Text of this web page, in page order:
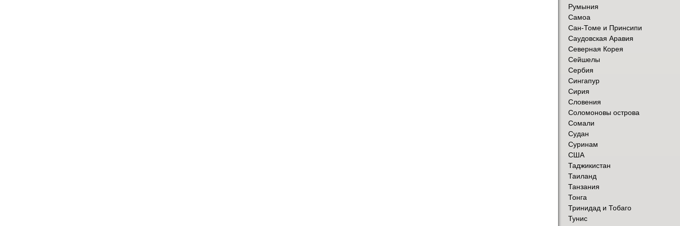
Румыния
Самоа
Сан-Томе и Принсипи
Саудовская Аравия
Северная Корея
Сейшелы
Сербия
Сингапур
Сирия
Словения
Соломоновы острова
Сомали
Судан
Суринам
США
Таджикистан
Таиланд
Танзания
Тонга
Тринидад и Тобаго
Тунис